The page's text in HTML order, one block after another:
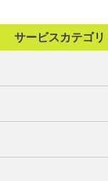
サービスカテゴリ